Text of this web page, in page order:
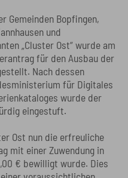
Gemeinden Bopfingen,
und
„Cluster Ost“ wurde am
für den Ausbau der
Nach dessen
für Digitales
wurde der
eingestuft.
Ost nun die erfreuliche
mit einer Zuwendung in
€ bewilligt wurde. Dies